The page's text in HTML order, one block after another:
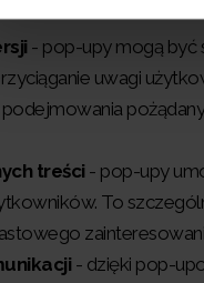
- pop-upy mogą być
uwagi
treści - pop-upy
To
- dzięki pop-